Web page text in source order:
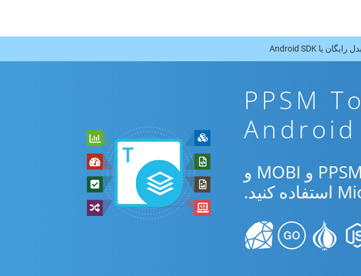
برنامه تبدیل آنلاین رایگان PPSM To
از برنامه رایگان آنلاین یا Android SDK برای تبدیل بین PPSM و MOBI و